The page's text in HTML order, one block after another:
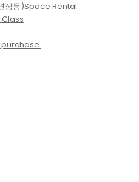
장등)Space Rental
purchase.